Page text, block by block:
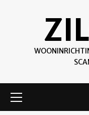
Menu